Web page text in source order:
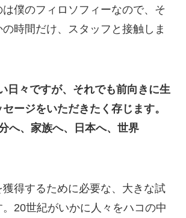
僕のフィロソフィーなので、そ
時間だけ、スタッフと接触しま
日々ですが、それでも前向きに生
ージをいただきたく存じます。
へ、家族へ、日本へ、世界
獲得するために必要な、大きな試
20世紀がいかに人々をハコの中